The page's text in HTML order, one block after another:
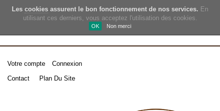
Les cookies assurent le bon fonctionnement de nos services. En
utilisant ces derniers, vous acceptez l'utilisation des cookies.
OK Non merci
Votre compte
Connexion
Contact
Plan Du Site